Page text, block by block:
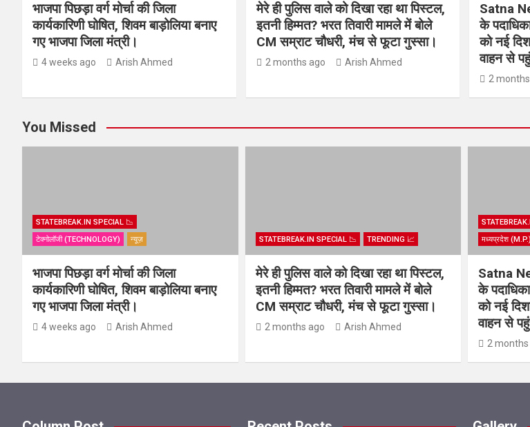
भाजपा पिछड़ा वर्ग मोर्चा की जिला
कार्यकारिणी घोषित, शिवम बाड़ोलिया बनाए
गए भाजपा जिला मंत्री।
4 weeks ago Arish Ahmed
मेरे ही पुलिस वाले को दिखा रहा था पिस्टल,
इतनी हिम्मत? भरत तिवारी मामले में बोले
CM सम्राट चौधरी, मंच से फूटा गुस्सा।
2 months ago Arish Ahmed
Satna
के
को नई
वाहन से
2
You Missed
STATEBREAK.IN SPECIAL 📉
टेक्नोलॉजी (TECHNOLOGY)
न्यूज़
भाजपा पिछड़ा वर्ग मोर्चा की जिला
कार्यकारिणी घोषित, शिवम बाड़ोलिया बनाए
गए भाजपा जिला मंत्री।
4 weeks ago Arish Ahmed
STATEBREAK.IN SPECIAL 📉 TRENDING 📈
मेरे ही पुलिस वाले को दिखा रहा था पिस्टल,
इतनी हिम्मत? भरत तिवारी मामले में बोले
CM सम्राट चौधरी, मंच से फूटा गुस्सा।
2 months ago Arish Ahmed
मध्यप्रदेश
Satna
के
को नई
वाहन से
2 months